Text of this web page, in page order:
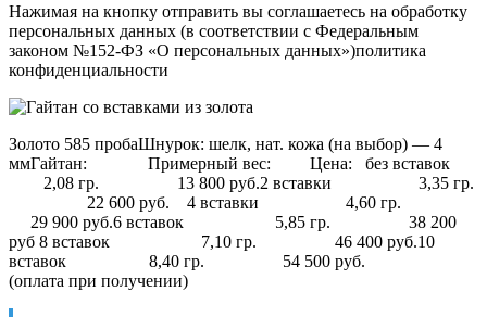
Нажимая на кнопку отправить вы соглашаетесь на обработку
персональных данных (в соответствии с Федеральным
законом №152-ФЗ «О персональных данных»)политика
конфиденциальности
Золото 585 пробаШнурок: шелк, нат. кожа (на выбор) — 4
ммГайтан: Примерный вес: Цена: без вставок
2,08 гр. 13 800 руб.2 вставки 3,35 гр.
22 600 руб. 4 вставки 4,60 гр.
29 900 руб.6 вставок 5,85 гр. 38 200
руб 8 вставок 7,10 гр. 46 400 руб.10
вставок 8,40 гр. 54 500 руб.
(оплата при получении)